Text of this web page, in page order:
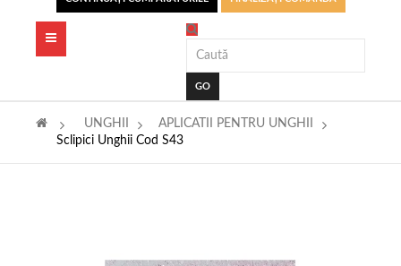
GO
Toggle
navigation
> UNGHII >
APLICATII PENTRU UNGHII
Sclipici Unghii Cod S43